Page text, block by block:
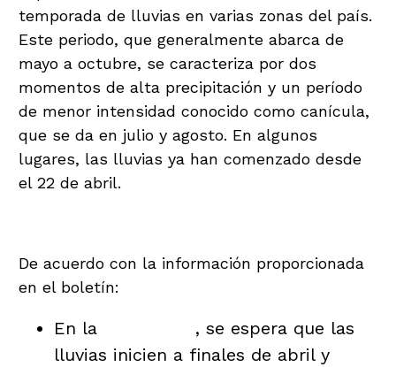
temporada de lluvias en varias zonas del país.
Este periodo, que generalmente abarca de
mayo a octubre, se caracteriza por dos
momentos de alta precipitación y un período
de menor intensidad conocido como canícula,
que se da en julio y agosto. En algunos
lugares, las lluvias ya han comenzado desde
el 22 de abril.
De acuerdo con la información proporcionada
en el boletín:
En la
, se espera que las
lluvias inicien a finales de abril y